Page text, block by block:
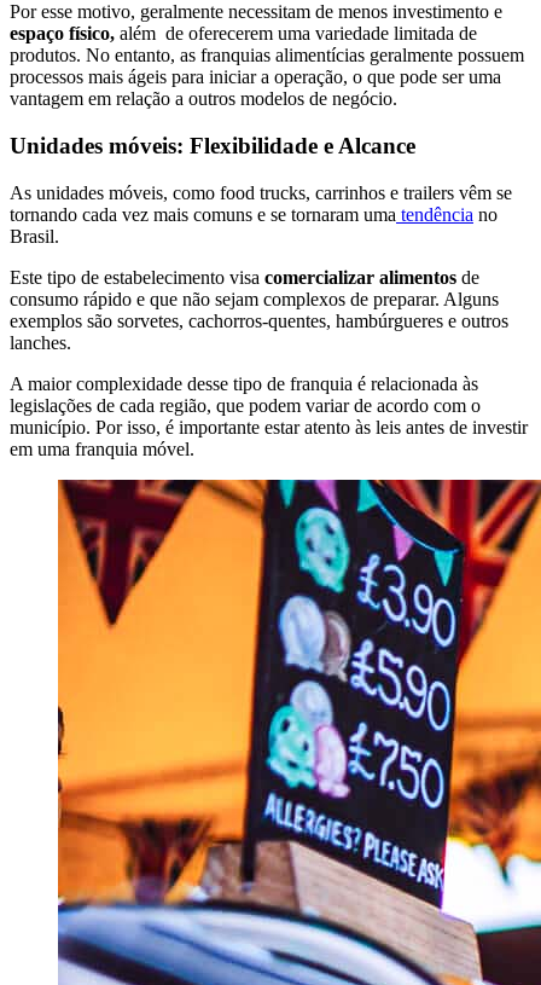
Por esse motivo, geralmente necessitam de menos investimento e
espaço físico, além de oferecerem uma variedade limitada de
produtos. No entanto, as franquias alimentícias geralmente possuem
processos mais ágeis para iniciar a operação, o que pode ser uma
vantagem em relação a outros modelos de negócio.
Unidades móveis: Flexibilidade e Alcance
As unidades móveis, como food trucks, carrinhos e trailers vêm se
tornando cada vez mais comuns e se tornaram uma tendência no
Brasil.
Este tipo de estabelecimento visa comercializar alimentos de
consumo rápido e que não sejam complexos de preparar. Alguns
exemplos são sorvetes, cachorros-quentes, hambúrgueres e outros
lanches.
A maior complexidade desse tipo de franquia é relacionada às
legislações de cada região, que podem variar de acordo com o
município. Por isso, é importante estar atento às leis antes de investir
em uma franquia móvel.